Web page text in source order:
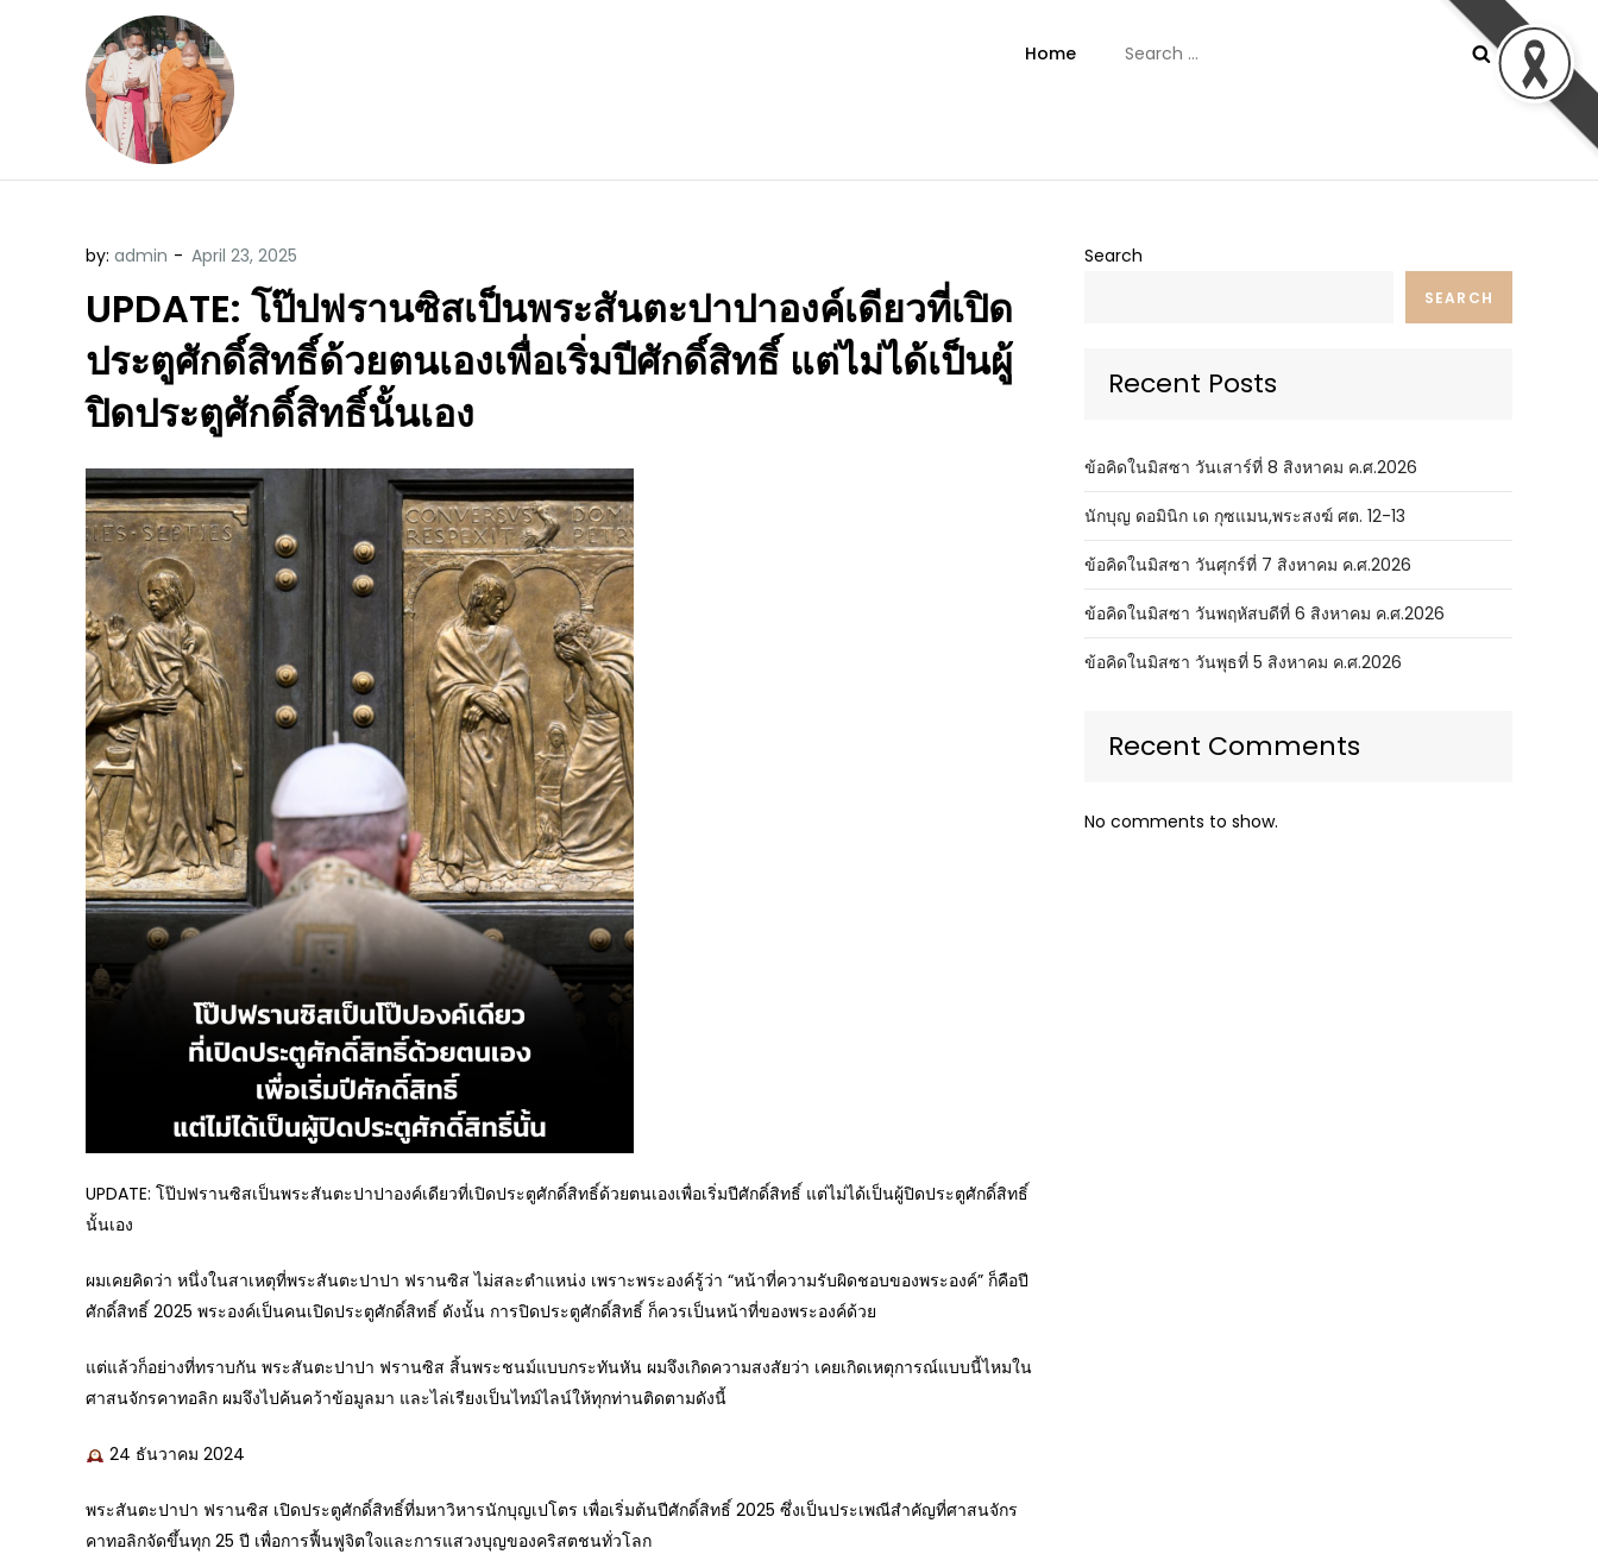
Home
for:
by: admin
UPDATE: โป๊ปฟรานซิสเป็นพระสันตะปาปาองค์เดียวที่เปิด
ประตูศักดิ์สิทธิ์ด้วยตนเองเพื่อเริ่มปีศักดิ์สิทธิ์ แต่ไม่ได้เป็นผู้
ปิดประตูศักดิ์สิทธิ์นั้นเอง
UPDATE: โป๊ปฟรานซิสเป็นพระสันตะปาปาองค์เดียวที่เปิดประตูศักดิ์สิทธิ์ด้วยตนเองเพื่อเริ่มปีศักดิ์สิทธิ์ แต่ไม่ได้เป็นผู้ปิดประตูศักดิ์สิทธิ์
นั้นเอง
ผมเคยคิดว่า หนึ่งในสาเหตุที่พระสันตะปาปา ฟรานซิส ไม่สละตำแหน่ง เพราะพระองค์รู้ว่า “หน้าที่ความรับผิดชอบของพระองค์” ก็คือปี
ศักดิ์สิทธิ์ 2025 พระองค์เป็นคนเปิดประตูศักดิ์สิทธิ์ ดังนั้น การปิดประตูศักดิ์สิทธิ์ ก็ควรเป็นหน้าที่ของพระองค์ด้วย
แต่แล้วก็อย่างที่ทราบกัน พระสันตะปาปา ฟรานซิส สิ้นพระชนม์แบบกระทันหัน ผมจึงเกิดความสงสัยว่า เคยเกิดเหตุการณ์แบบนี้ไหมใน
ศาสนจักรคาทอลิก ผมจึงไปค้นคว้าข้อมูลมา และไล่เรียงเป็นไทม์ไลน์ให้ทุกท่านติดตามดังนี้
24 ธันวาคม 2024
พระสันตะปาปา ฟรานซิส เปิดประตูศักดิ์สิทธิ์ที่มหาวิหารนักบุญเปโตร เพื่อเริ่มต้นปีศักดิ์สิทธิ์ 2025 ซึ่งเป็นประเพณีสำคัญที่ศาสนจักร
คาทอลิกจัดขึ้นทุก 25 ปี เพื่อการฟื้นฟูจิตใจและการแสวงบุญของคริสตชนทั่วโลก
Search
SEARCH
Recent Posts
ข้อคิดในมิสซา วันเสาร์ที่ 8 สิงหาคม ค.ศ.2026
นักบุญ ดอมินิก เด กุซแมน,พระสงฆ์ ศต. 12-13
ข้อคิดในมิสซา วันศุกร์ที่ 7 สิงหาคม ค.ศ.2026
ข้อคิดในมิสซา วันพฤหัสบดีที่ 6 สิงหาคม ค.ศ.2026
ข้อคิดในมิสซา วันพุธที่ 5 สิงหาคม ค.ศ.2026
Recent Comments
No comments to show.